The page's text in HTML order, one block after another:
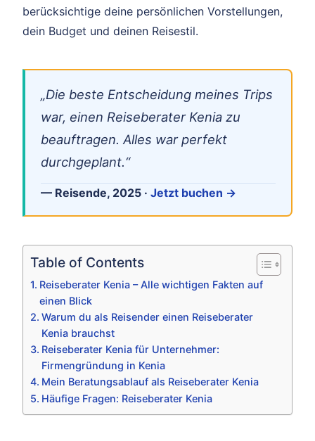
berücksichtige deine persönlichen Vorstellungen,
dein Budget und deinen Reisestil.
„Die beste Entscheidung meines Trips
war, einen Reiseberater Kenia zu
beauftragen. Alles war perfekt
durchgeplant.“
— Reisende, 2025 · Jetzt buchen →
Table of Contents
Reiseberater Kenia – Alle wichtigen Fakten auf
einen Blick
Warum du als Reisender einen Reiseberater
Kenia brauchst
Reiseberater Kenia für Unternehmer:
Firmengründung in Kenia
Mein Beratungsablauf als Reiseberater Kenia
Häufige Fragen: Reiseberater Kenia